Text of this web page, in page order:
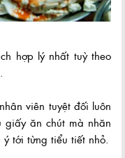
hợp lý nhất tuỳ theo
viên tuyệt đối luôn
ăn chút mà nhăn
tới từng tiểu tiết nhỏ.